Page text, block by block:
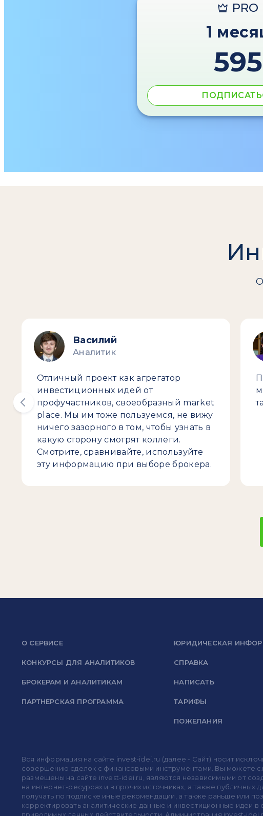
PRO
1
595
Василий
Аналитик
Отличный проект как агрегатор
инвестиционных идей от
профучастников, своеобразный market
place. Мы им тоже пользуемся, не вижу
ничего зазорного в том, чтобы узнать в
какую сторону смотрят коллеги.
Смотрите, сравнивайте, используйте
эту информацию при выборе брокера.
О СЕРВИСЕ
КОНКУРСЫ ДЛЯ АНАЛИТИКОВ
БРОКЕРАМ И АНАЛИТИКАМ
ПАРТНЕРСКАЯ ПРОГРАММА
ЮРИДИЧЕСКАЯ
СПРАВКА
НАПИСАТЬ
ТАРИФЫ
ПОЖЕЛАНИЯ
Вся информация на сайте invest-idei.ru (далее - Сайт) носит
совершению сделок с финансовыми инструментами. Вы можете
размещены на сайте invest-idei.ru, являются независимыми от
на интернет-ресурсах и в прочих источниках, а также
получать по подписке иные рекомендации, а также раньше или
корректировать аналитические данные и инвестиционные идеи